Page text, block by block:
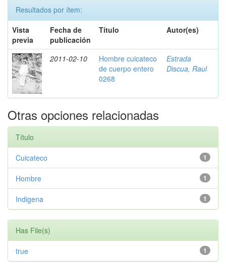
Resultados por ítem:
Vista
previa
Fecha de
publicación
Título Autor(es)
2011-02-10
Hombre cuicateco
de cuerpo entero
0268
Estrada
Discua, Raul
Otras opciones relacionadas
Título
1
Cuicateco
1
Hombre
1
Indigena
Has File(s)
1
true